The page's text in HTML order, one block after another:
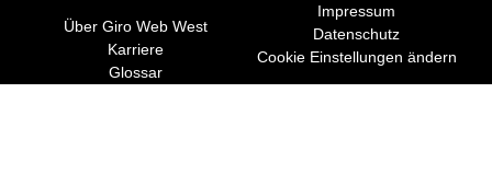
Über Giro Web West
Karriere
Glossar
Impressum
Datenschutz
Cookie Einstellungen ändern